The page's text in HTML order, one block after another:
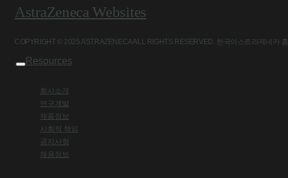
AstraZeneca Websites
COPYRIGHT © 2025 ASTRAZENECA ALL RIGHTS RESERVED. 한국아스트라제네카
Resources
회사소개
연구개발
제품정보
사회적 책임
공지사항
채용정보